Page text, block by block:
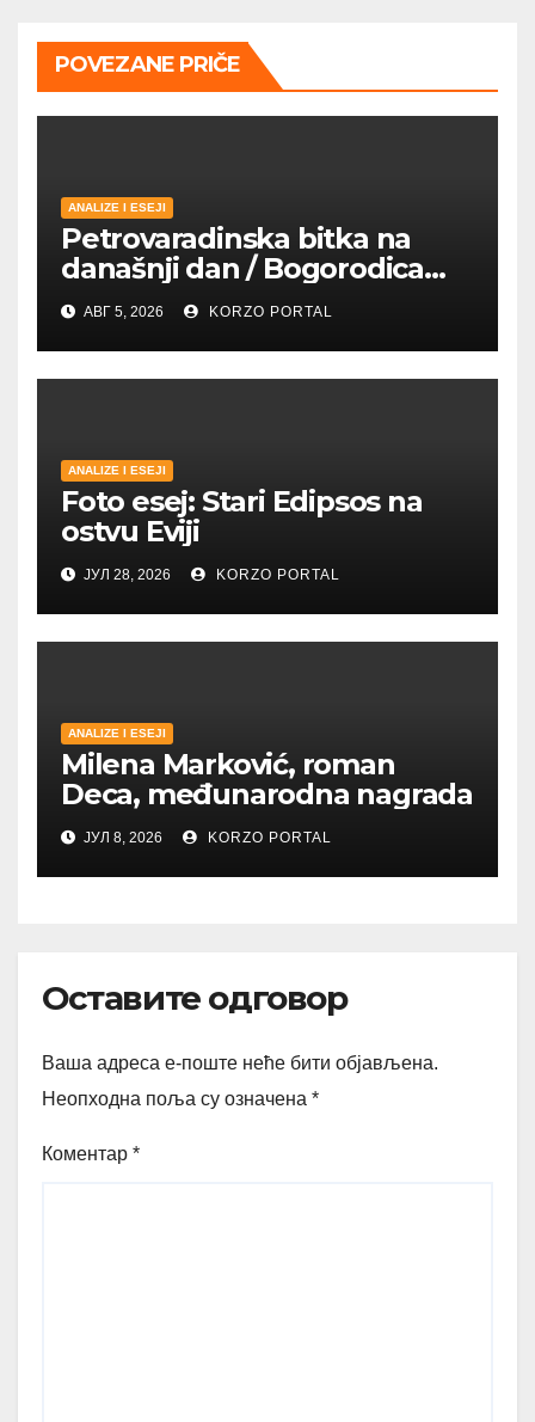
POVEZANE PRIČE
ANALIZE I ESEJI
Petrovaradinska bitka na
današnji dan / Bogorodica
pobednica u
petrovaradinskom Podgrađu
АВГ 5, 2026 KORZO PORTAL
ANALIZE I ESEJI
Foto esej: Stari Edipsos na
ostvu Eviji
ЈУЛ 28, 2026 KORZO PORTAL
ANALIZE I ESEJI
Milena Marković, roman
Deca, međunarodna nagrada
ЈУЛ 8, 2026 KORZO PORTAL
Оставите одговор
Ваша адреса е-поште неће бити објављена.
Неопходна поља су означена *
Коментар *